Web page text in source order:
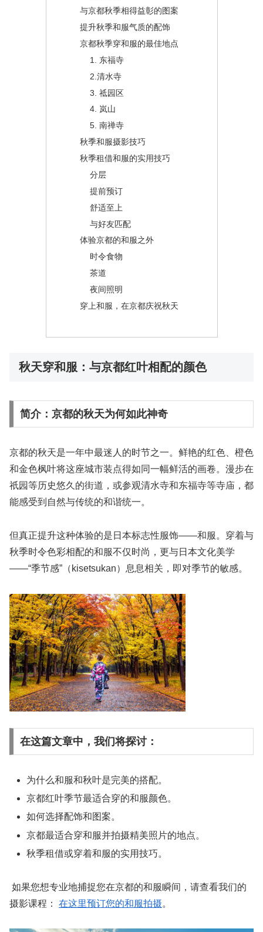
与京都秋季相得益彰的图案
提升秋季和服气质的配饰
京都秋季穿和服的最佳地点
1. 东福寺
2.清水寺
3. 祗园区
4. 岚山
5. 南禅寺
秋季和服摄影技巧
秋季租借和服的实用技巧
分层
提前预订
舒适至上
与好友匹配
体验京都的和服之外
时令食物
茶道
夜间照明
穿上和服，在京都庆祝秋天
秋天穿和服：与京都红叶相配的颜色
简介：京都的秋天为何如此神奇
京都的秋天是一年中最迷人的时节之一。鲜艳的红色、橙色
和金色枫叶将这座城市装点得如同一幅鲜活的画卷。漫步在
祇园等历史悠久的街道，或参观清水寺和东福寺等寺庙，都
能感受到自然与传统的和谐统一。
但真正提升这种体验的是日本标志性服饰——和服。穿着与
秋季时令色彩相配的和服不仅时尚，更与日本文化美学
——“季节感”（kisetsukan）息息相关，即对季节的敏感。
在这篇文章中，我们将探讨：
为什么和服和秋叶是完美的搭配。
京都红叶季节最适合穿的和服颜色。
如何选择配饰和图案。
京都最适合穿和服并拍摄精美照片的地点。
秋季租借或穿着和服的实用技巧。
如果您想专业地捕捉您在京都的和服瞬间，请查看我们的
摄影课程： 在这里预订您的和服拍摄。